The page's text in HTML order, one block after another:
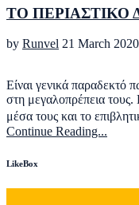
ΤΟ ΠΕΡΙΑΣΤΙΚΟ
by Runvel 21 March 2020
Είναι γενικά παραδεκτό
στη μεγαλοπρέπεια
μέσα τους και το
Continue Reading...
LikeBox